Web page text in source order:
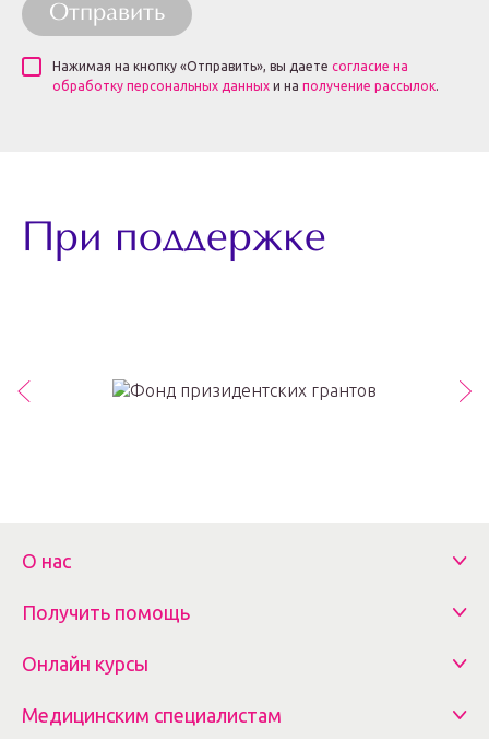
Отправить
Нажимая на кнопку «Отправить», вы даете согласие на
обработку персональных данных и на получение рассылок.
При поддержке
О нас
Получить помощь
Онлайн курсы
Медицинским специалистам